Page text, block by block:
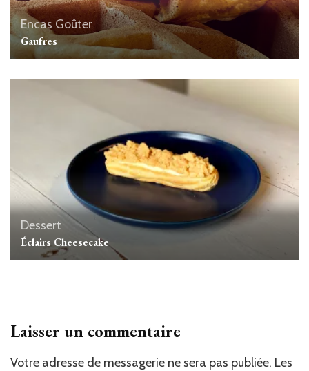
Encas Goûter
Gaufres
Dessert
Éclairs Cheesecake
Laisser un commentaire
Votre adresse de messagerie ne sera pas publiée. Les